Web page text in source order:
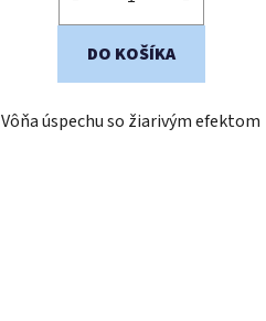
hviezdičiek.
DO KOŠÍKA
Vôňa úspechu so žiarivým efektom